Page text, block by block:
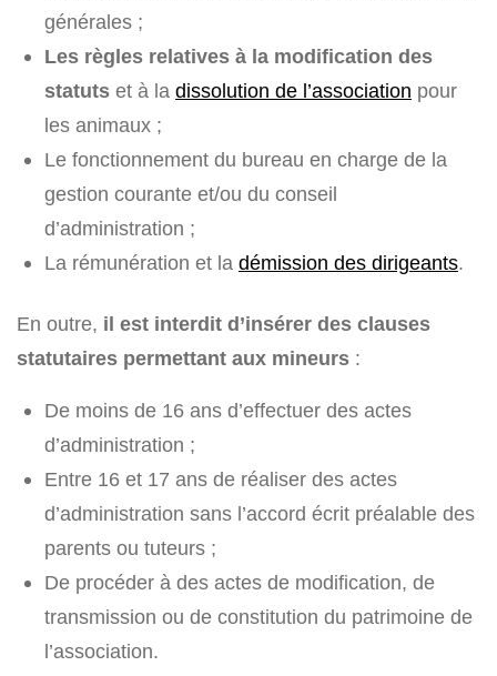
générales ;
Les règles relatives à la modification des
statuts et à la dissolution de l’association pour
les animaux ;
Le fonctionnement du bureau en charge de la
gestion courante et/ou du conseil
d’administration ;
La rémunération et la démission des dirigeants.
En outre, il est interdit d’insérer des clauses
statutaires permettant aux mineurs :
De moins de 16 ans d’effectuer des actes
d’administration ;
Entre 16 et 17 ans de réaliser des actes
d’administration sans l’accord écrit préalable des
parents ou tuteurs ;
De procéder à des actes de modification, de
transmission ou de constitution du patrimoine de
l’association.